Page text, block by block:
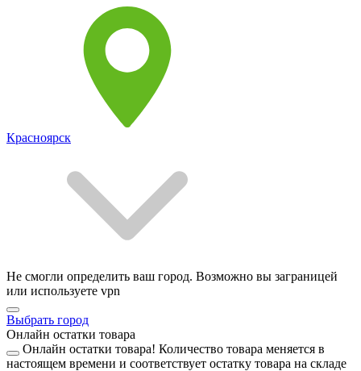
Красноярск
Не смогли определить ваш город. Возможно вы заграницей
или используете vpn
Выбрать город
Онлайн остатки товара
Онлайн остатки товара! Количество товара меняется в
настоящем времени и соответствует остатку товара на складе